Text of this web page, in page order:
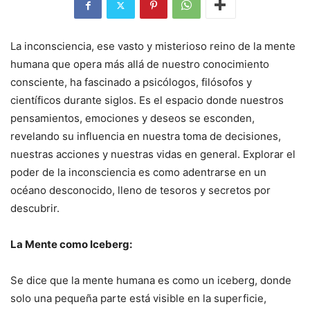
La inconsciencia, ese vasto y misterioso reino de la mente
humana que opera más allá de nuestro conocimiento
consciente, ha fascinado a psicólogos, filósofos y
científicos durante siglos. Es el espacio donde nuestros
pensamientos, emociones y deseos se esconden,
revelando su influencia en nuestra toma de decisiones,
nuestras acciones y nuestras vidas en general. Explorar el
poder de la inconsciencia es como adentrarse en un
océano desconocido, lleno de tesoros y secretos por
descubrir.
La Mente como Iceberg:
Se dice que la mente humana es como un iceberg, donde
solo una pequeña parte está visible en la superficie,